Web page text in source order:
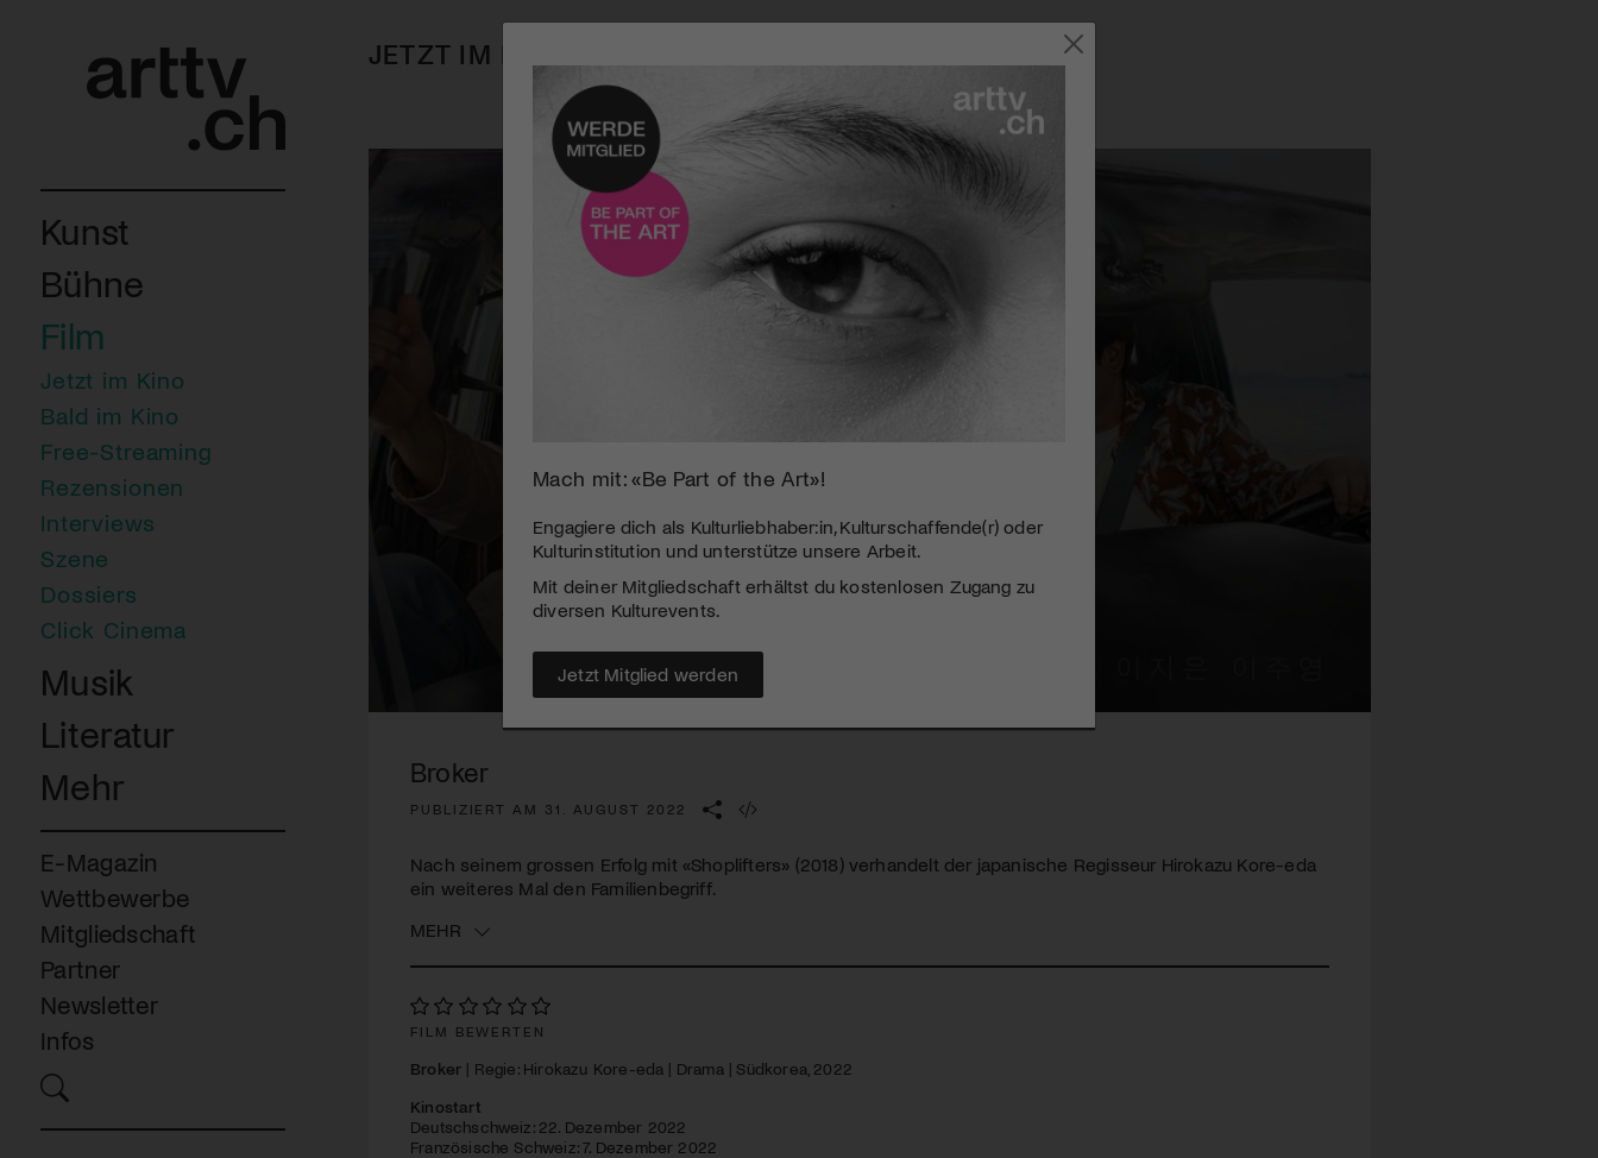
Kunst
Bühne
Film
Jetzt im Kino
Bald im Kino
Free-Streaming
Rezensionen
Interviews
Szene
Dossiers
Click Cinema
Musik
Literatur
Mehr
E-Magazin
Wettbewerbe
Mitgliedschaft
Partner
Newsletter
Infos
JETZT IM KINO
Broker
PUBLIZIERT AM 31. AUGUST 2022
Nach seinem grossen Erfolg mit «Shoplifters» (2018) verhandelt der japanische Regisseur Hirokazu Kore-eda
ein weiteres Mal den Familienbegriff.
MEHR
FILM BEWERTEN
Broker | Regie: Hirokazu Kore-eda | Drama | Südkorea, 2022
Kinostart
Deutschschweiz: 22. Dezember 2022
Französische Schweiz: 7. Dezember 2022
Mach mit: «Be Part of the Art»!
Engagiere dich als Kulturliebhaber:in, Kulturschaffende(r) oder
Kulturinstitution und unterstütze unsere Arbeit.
Mit deiner Mitgliedschaft erhältst du kostenlosen Zugang zu
diversen Kulturevents.
Jetzt Mitglied werden